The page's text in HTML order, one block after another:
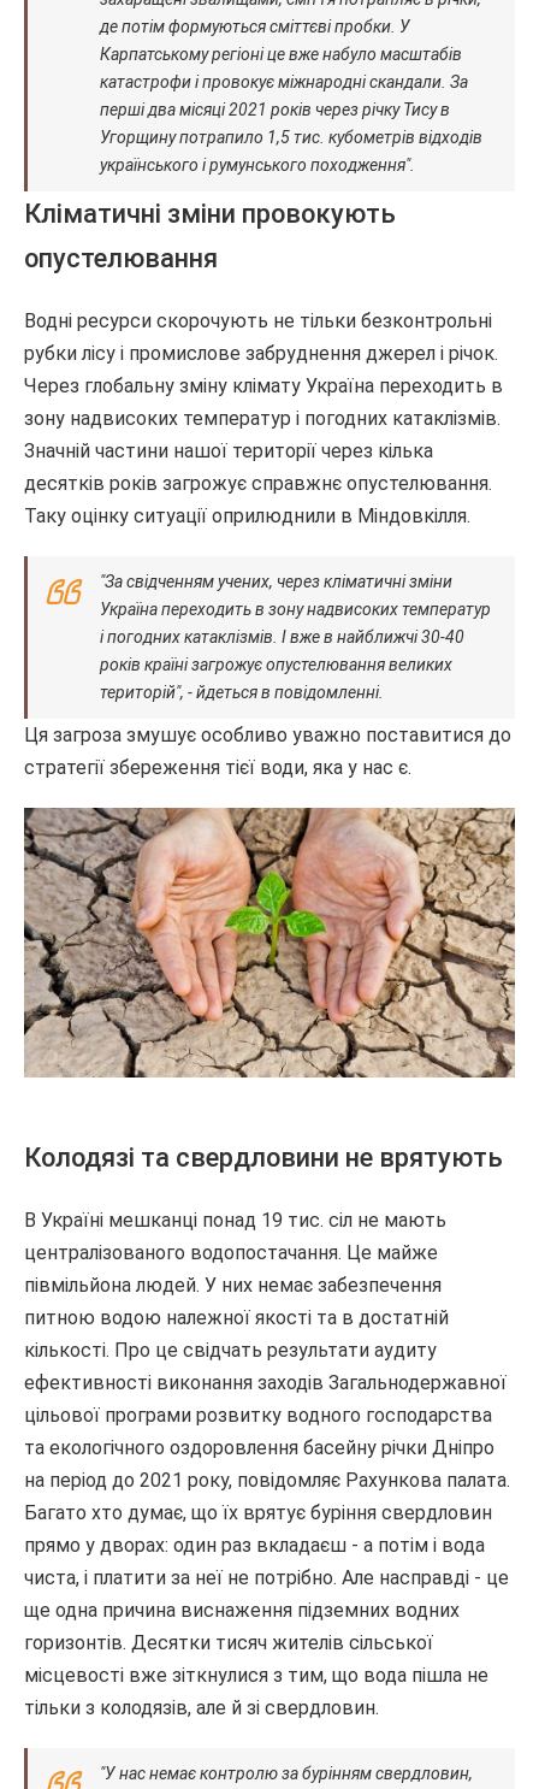
де потім формуються сміттєві пробки. У
Карпатському регіоні це вже набуло масштабів
катастрофи і провокує міжнародні скандали. За
перші два місяці 2021 років через річку Тису в
Угорщину потрапило 1,5 тис. кубометрів відходів
українського і румунського походження".
Кліматичні зміни провокують
опустелювання
Водні ресурси скорочують не тільки безконтрольні
рубки лісу і промислове забруднення джерел і річок.
Через глобальну зміну клімату Україна переходить в
зону надвисоких температур і погодних катаклізмів.
Значній частини нашої території через кілька
десятків років загрожує справжнє опустелювання.
Таку оцінку ситуації оприлюднили в Міндовкілля.
"За свідченням учених, через кліматичні зміни
Україна переходить в зону надвисоких температур
і погодних катаклізмів. І вже в найближчі 30-40
років країні загрожує опустелювання великих
територій", - йдеться в повідомленні.
Ця загроза змушує особливо уважно поставитися до
стратегії збереження тієї води, яка у нас є.
Колодязі та свердловини не врятують
В Україні мешканці понад 19 тис. сіл не мають
централізованого водопостачання. Це майже
півмільйона людей. У них немає забезпечення
питною водою належної якості та в достатній
кількості. Про це свідчать результати аудиту
ефективності виконання заходів Загальнодержавної
цільової програми розвитку водного господарства
та екологічного оздоровлення басейну річки Дніпро
на період до 2021 року, повідомляє Рахункова палата.
Багато хто думає, що їх врятує буріння свердловин
прямо у дворах: один раз вкладаєш - а потім і вода
чиста, і платити за неї не потрібно. Але насправді - це
ще одна причина виснаження підземних водних
горизонтів. Десятки тисяч жителів сільської
місцевості вже зіткнулися з тим, що вода пішла не
тільки з колодязів, але й зі свердловин.
"У нас немає контролю за бурінням свердловин,